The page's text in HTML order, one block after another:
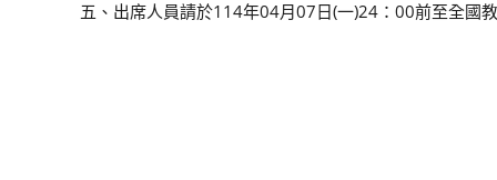
五、出席人員請於114年04月07日(一)24：00前至全國